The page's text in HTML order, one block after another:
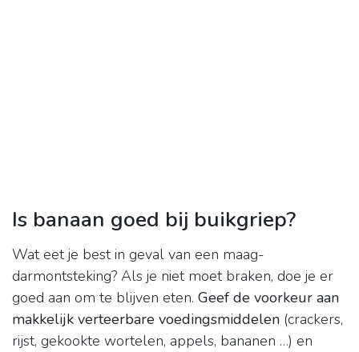
Is banaan goed bij buikgriep?
Wat eet je best in geval van een maag-
darmontsteking? Als je niet moet braken, doe je er
goed aan om te blijven eten. Geef de voorkeur aan
makkelijk verteerbare voedingsmiddelen (crackers,
rijst, gekookte wortelen, appels, bananen …) en